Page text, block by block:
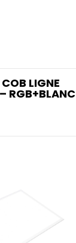
LIGNE
RGB+BLANC